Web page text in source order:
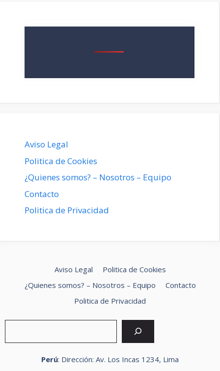
Aviso Legal
Politica de Cookies
¿Quienes somos? – Nosotros – Equipo
Contacto
Politica de Privacidad
Aviso Legal
Politica de Cookies
¿Quienes somos? – Nosotros – Equipo
Contacto
Politica de Privacidad
Perú: Dirección: Av. Los Incas 1234, Lima